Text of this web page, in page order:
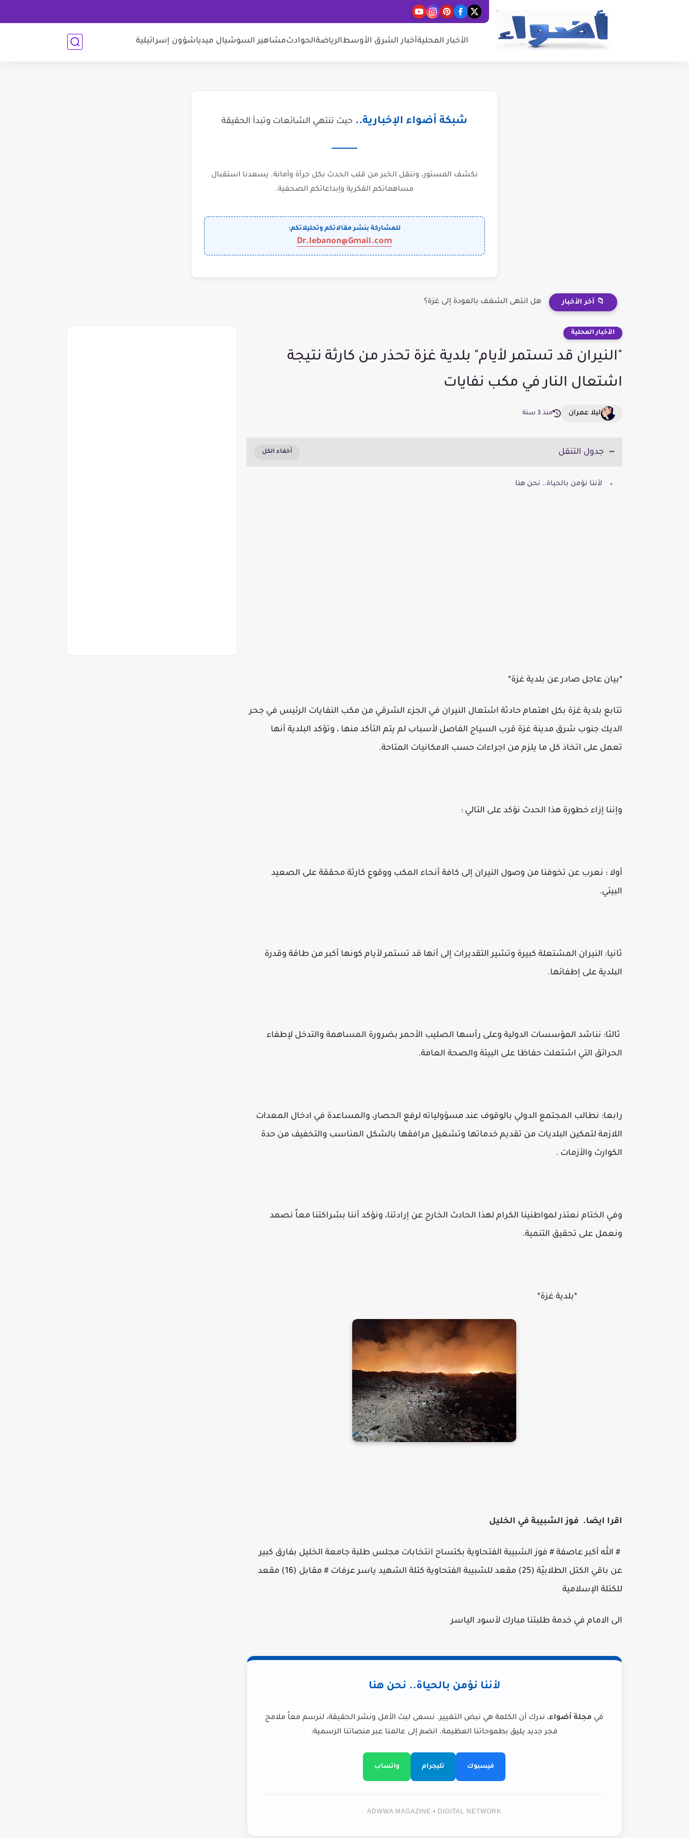
الأخبار المحليةأخبار الشرق الأوسطالرياضةالحوادثمشاهير السوشيال ميدياشؤون إسرائيلية
شبكة أضواء الإخبارية.. حيث تنتهي الشائعات وتبدأ الحقيقة
نكشف المستور، وننقل الخبر من قلب الحدث بكل جرأة وأمانة. يسعدنا استقبال
مساهماتكم الفكرية وإبداعاتكم الصحفية.
للمشاركة بنشر مقالاتكم وتحليلاتكم:
Dr.lebanon@Gmail.com
📁 آخر الأخبار هل انتهى الشغف بالعودة إلى غزة؟
الأخبار المحلية
"النيران قد تستمر لأيام" بلدية غزة تحذر من كارثة نتيجة
اشتعال النار في مكب نفايات
ليلا عمران منذ 3 سنة
جدول التنقل
لأننا نؤمن بالحياة.. نحن هنا
*بيان عاجل صادر عن بلدية غزة*
تتابع بلدية غزة بكل اهتمام حادثة اشتعال النيران في الجزء الشرقي من مكب النفايات الرئيس في جحر
الديك جنوب شرق مدينة غزة قرب السياج الفاصل لأسباب لم يتم التأكد منها ، وتؤكد البلدية أنها
تعمل على اتخاذ كل ما يلزم من اجراءات حسب الامكانيات المتاحة.
وإننا إزاء خطورة هذا الحدث نؤكد على التالي :
أولا : نعرب عن تخوفنا من وصول النيران إلى كافة أنحاء المكب ووقوع كارثة محققة على الصعيد
البيئي.
ثانيا: النيران المشتعلة كبيرة وتشير التقديرات إلى أنها قد تستمر لأيام كونها أكبر من طاقة وقدرة
البلدية على إطفائها.
ثالثا: نناشد المؤسسات الدولية وعلى رأسها الصليب الأحمر بضرورة المساهمة والتدخل لإطفاء
الحرائق التي اشتعلت حفاظا على البيئة والصحة العامة.
رابعا: نطالب المجتمع الدولي بالوقوف عند مسؤولياته لرفع الحصار، والمساعدة في ادخال المعدات
اللازمة لتمكين البلديات من تقديم خدماتها وتشغيل مرافقها بالشكل المناسب والتخفيف من حدة
الكوارث والأزمات .
وفي الختام نعتذر لمواطنينا الكرام لهذا الحادث الخارج عن إرادتنا، ونؤكد أننا بشراكتنا معاً نصمد
ونعمل على تحقيق التنمية.
*بلدية غزة*
اقرا ايضا. فوز الشبيبة في الخليل
# الله أكبر عاصفة # فوز الشبيبة الفتحاوية بكتساح انتخابات مجلس طلبة جامعة الخليل بفارق كبير
عن باقي الكتل الطلابيّة (25) مقعد للشبيبة الفتحاوية كتلة الشهيد ياسر عرفات # مقابل (16) مقعد
للكتلة الإسلامية
الى الامام في خدمة طلبتنا مبارك لأسود الياسر
لأننا نؤمن بالحياة.. نحن هنا
في مجلة أضواء، ندرك أن الكلمة هي نبض التغيير. نسعى لبث الأمل ونشر الحقيقة، لنرسم معاً ملامح
فجر جديد يليق بطموحاتنا العظيمة. انضم إلى عالمنا عبر منصاتنا الرسمية:
فيسبوك تليجرام واتساب
ADWWA MAGAZINE • DIGITAL NETWORK